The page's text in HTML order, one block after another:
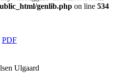
genlib.php on line 534
PDF
Ulgaard